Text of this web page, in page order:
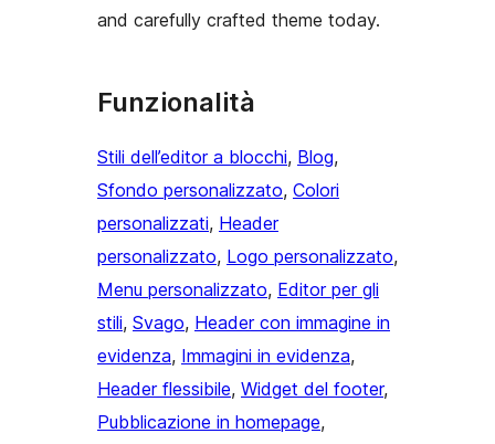
and carefully crafted theme today.
Funzionalità
Stili dell’editor a blocchi, Blog
Sfondo personalizzato, Colori
personalizzati, Header
personalizzato, Logo personalizzato
Menu personalizzato, Editor per gli
stili, Svago, Header con immagine in
evidenza, Immagini in evidenza
Header flessibile, Widget del footer
Pubblicazione in homepage